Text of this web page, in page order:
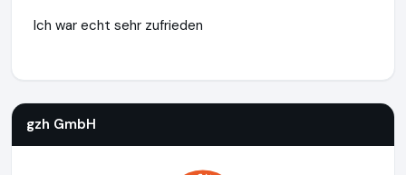
Ich war echt sehr zufrieden
gzh GmbH